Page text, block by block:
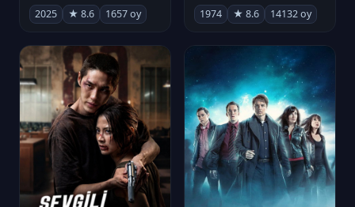
2025 ★ 8.6 1657 oy 1974 ★ 8.6 14132 oy